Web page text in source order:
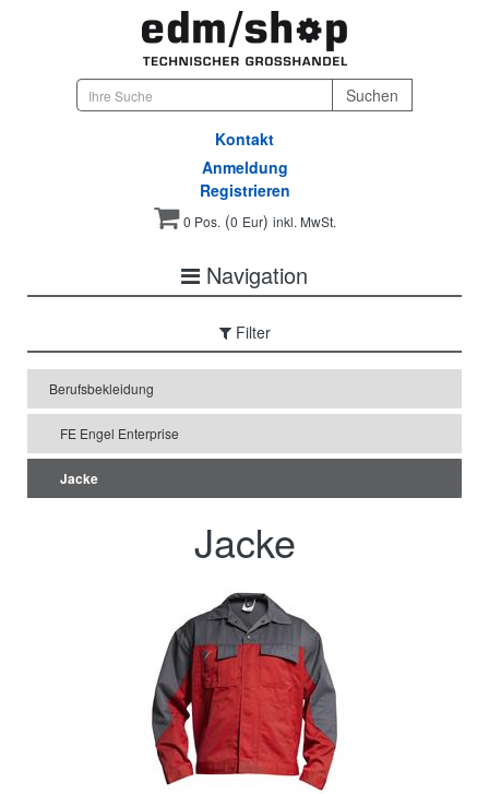
Kontakt
Anmeldung
Registrieren
0 Pos.(0 Eur) inkl. MwSt.
Navigation
Filter
Berufsbekleidung
FE Engel Enterprise
Jacke
Jacke